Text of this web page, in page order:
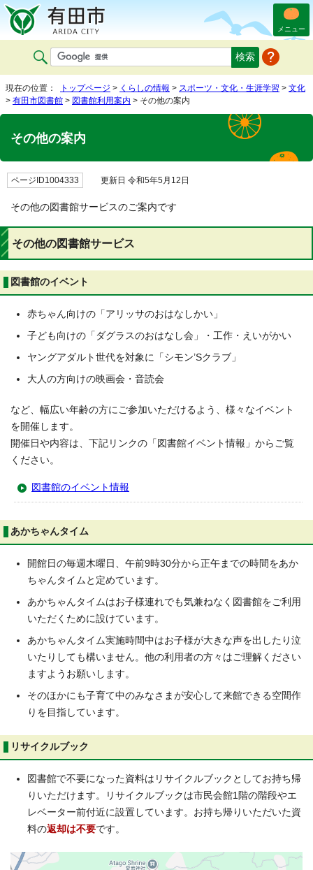
メニュー
現在の位置： トップページ > くらしの情報 > スポーツ・文化・生涯学習 > 文化
> 有田市図書館 > 図書館利用案内 > その他の案内
その他の案内
ページID1004333 更新日 令和5年5月12日
その他の図書館サービスのご案内です
その他の図書館サービス
図書館のイベント
赤ちゃん向けの「アリッサのおはなしかい」
子ども向けの「ダグラスのおはなし会」・工作・えいがかい
ヤングアダルト世代を対象に「シモン’Sクラブ」
大人の方向けの映画会・音読会
など、幅広い年齢の方にご参加いただけるよう、様々なイベント
を開催します。
開催日や内容は、下記リンクの「図書館イベント情報」からご覧
ください。
図書館のイベント情報
あかちゃんタイム
開館日の毎週木曜日、午前9時30分から正午までの時間をあか
ちゃんタイムと定めています。
あかちゃんタイムはお子様連れでも気兼ねなく図書館をご利用
いただくために設けています。
あかちゃんタイム実施時間中はお子様が大きな声を出したり泣
いたりしても構いません。他の利用者の方々はご理解ください
ますようお願いします。
そのほかにも子育て中のみなさまが安心して来館できる空間作
りを目指しています。
リサイクルブック
図書館で不要になった資料はリサイクルブックとしてお持ち帰
りいただけます。リサイクルブックは市民会館1階の階段やエ
レベーター前付近に設置しています。お持ち帰りいただいた資
料の返却は不要です。